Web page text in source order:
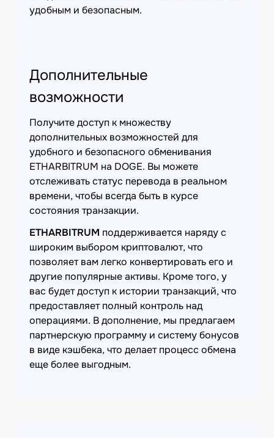
удобным и безопасным.
Дополнительные
возможности
Получите доступ к множеству
дополнительных возможностей для
удобного и безопасного обменивания
ETHARBITRUM на DOGE. Вы можете
отслеживать статус перевода в реальном
времени, чтобы всегда быть в курсе
состояния транзакции.
ETHARBITRUM поддерживается наряду с
широким выбором криптовалют, что
позволяет вам легко конвертировать его и
другие популярные активы. Кроме того, у
вас будет доступ к истории транзакций, что
предоставляет полный контроль над
операциями. В дополнение, мы предлагаем
партнерскую программу и систему бонусов
в виде кэшбека, что делает процесс обмена
еще более выгодным.